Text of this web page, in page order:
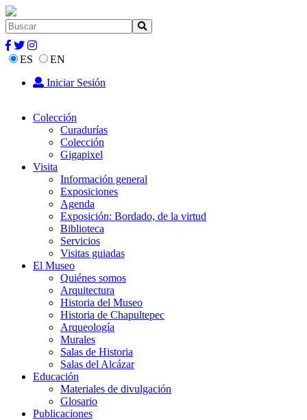
ES
EN
Iniciar Sesión
Colección
Curadurías
Colección
Gigapixel
Visita
Información general
Exposiciones
Agenda
Exposición: Bordado, de la virtud
Biblioteca
Servicios
Visitas guiadas
El Museo
Quiénes somos
Arquitectura
Historia del Museo
Historia de Chapultepec
Arqueología
Murales
Salas de Historia
Salas del Alcázar
Educación
Materiales de divulgación
Glosario
Publicaciones